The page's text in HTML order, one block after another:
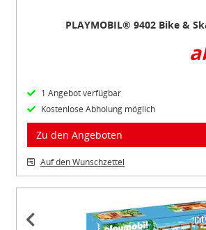
PLAYMOBIL® 9402 Bike &
1 Angebot verfügbar
Kostenlose Abholung möglich
Zu den Angeboten
Auf den Wunschzettel